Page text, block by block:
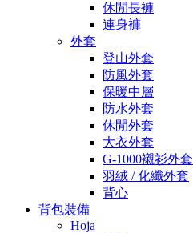
休閒長褲
連身褲
外套
登山外套
防風外套
保暖中層
防水外套
休閒外套
大衣外套
G-1000襯衫外套
羽絨 / 化纖外套
背心
背包裝備
Hoja